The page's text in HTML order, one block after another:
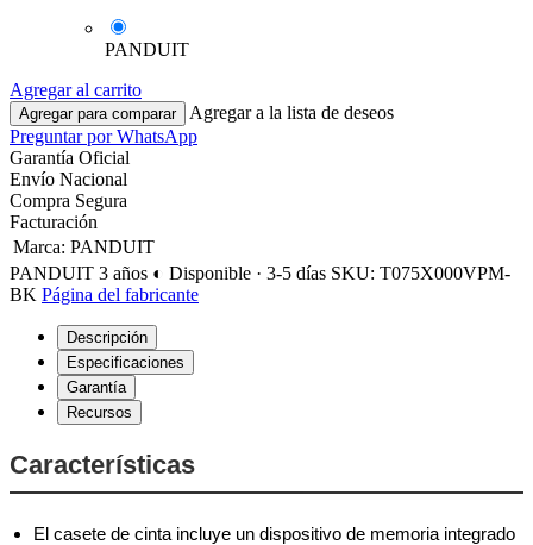
PANDUIT
Agregar al carrito
Agregar para comparar
Agregar a la lista de deseos
Preguntar por WhatsApp
Garantía Oficial
Envío Nacional
Compra Segura
Facturación
Marca: PANDUIT
PANDUIT 3 años ◐ Disponible · 3-5 días SKU: T075X000VPM-
BK Página del fabricante
Descripción
Especificaciones
Garantía
Recursos
Características
El casete de cinta incluye un dispositivo de memoria integrado